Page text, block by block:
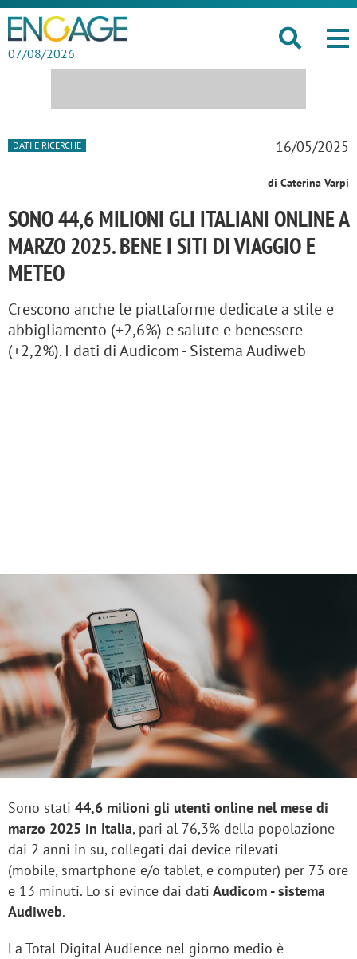
07/08/2026
DATI E RICERCHE 16/05/2025
di Caterina Varpi
SONO 44,6 MILIONI GLI ITALIANI ONLINE A
MARZO 2025. BENE I SITI DI VIAGGIO E
METEO
Crescono anche le piattaforme dedicate a stile e
abbigliamento (+2,6%) e salute e benessere
(+2,2%). I dati di Audicom - Sistema Audiweb
Sono stati 44,6 milioni gli utenti online nel mese di
marzo 2025 in Italia, pari al 76,3% della popolazione
dai 2 anni in su, collegati dai device rilevati
(mobile, smartphone e/o tablet, e computer) per 73 ore
e 13 minuti. Lo si evince dai dati Audicom - sistema
Audiweb.
La Total Digital Audience nel giorno medio è